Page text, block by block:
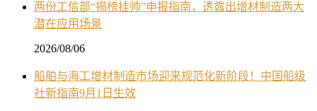
两份工信部“揭榜挂帅”申报指南，透露出增材制造两大
潜在应用场景
2026/08/06
船舶与海工增材制造市场迎来规范化新阶段！中国船级
社新指南9月1日生效